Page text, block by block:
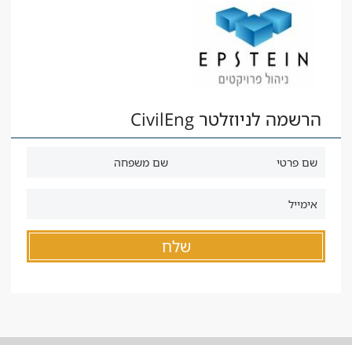
הרשמה לניוזלטר CivilEng